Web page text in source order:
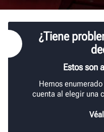
¿Tiene
Estos son
Hemos
cuenta al elegir una